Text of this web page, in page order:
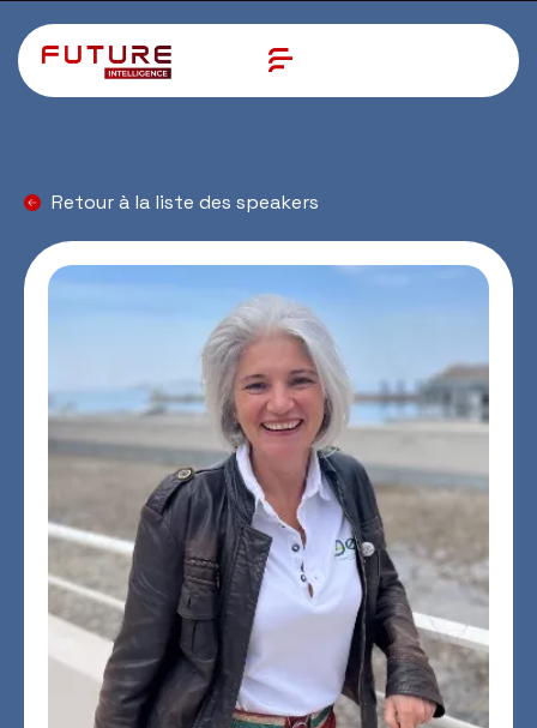
Retour à la liste des speakers